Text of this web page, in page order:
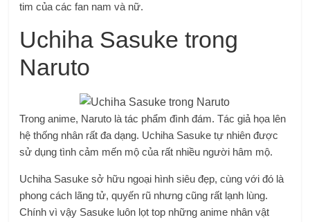
tim của các fan nam và nữ.
Uchiha Sasuke trong
Naruto
Trong anime, Naruto là tác phẩm đình đám. Tác giả họa lên
hệ thống nhân rất đa dạng. Uchiha Sasuke tự nhiên được
sử dụng tình cảm mến mộ của rất nhiều người hâm mộ.
Uchiha Sasuke sở hữu ngoại hình siêu đẹp, cùng với đó là
phong cách lãng tử, quyến rũ nhưng cũng rất lạnh lùng.
Chính vì vậy Sasuke luôn lọt top những anime nhân vật